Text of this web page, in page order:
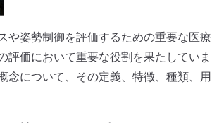
や姿勢制御を評価するための重要な医療
価において重要な役割を果たしていま
念について、その定義、特徴、種類、用